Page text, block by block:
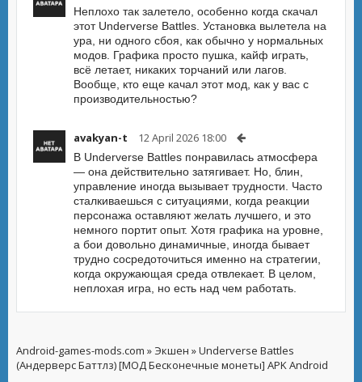
Неплохо так залетело, особенно когда скачал
этот Underverse Battles. Установка вылетела на
ура, ни одного сбоя, как обычно у нормальных
модов. Графика просто пушка, кайф играть,
всё летает, никаких торчаний или лагов.
Вообще, кто еще качал этот мод, как у вас с
производительностью?
avakyan-t 12 April 2026 18:00
В Underverse Battles понравилась атмосфера
— она действительно затягивает. Но, блин,
управление иногда вызывает трудности. Часто
сталкиваешься с ситуациями, когда реакции
персонажа оставляют желать лучшего, и это
немного портит опыт. Хотя графика на уровне,
а бои довольно динамичные, иногда бывает
трудно сосредоточиться именно на стратегии,
когда окружающая среда отвлекает. В целом,
неплохая игра, но есть над чем работать.
Android-games-mods.com » Экшен » Underverse Battles
(Андерверс Баттлз) [МОД Бесконечные монеты] APK Android